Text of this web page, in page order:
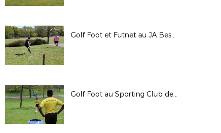
Golf Foot et Futnet au JA Besné (18/04/21)
Golf Foot au Sporting Club de Nantes - 10/04/21